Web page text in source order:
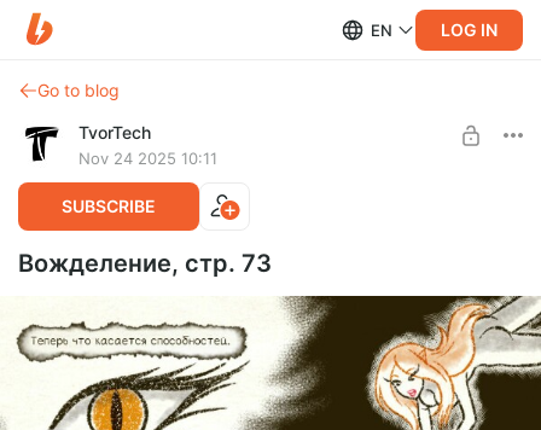
EN LOG IN
Go to blog
TvorTech
Nov 24 2025 10:11
SUBSCRIBE
Вожделение, стр. 73